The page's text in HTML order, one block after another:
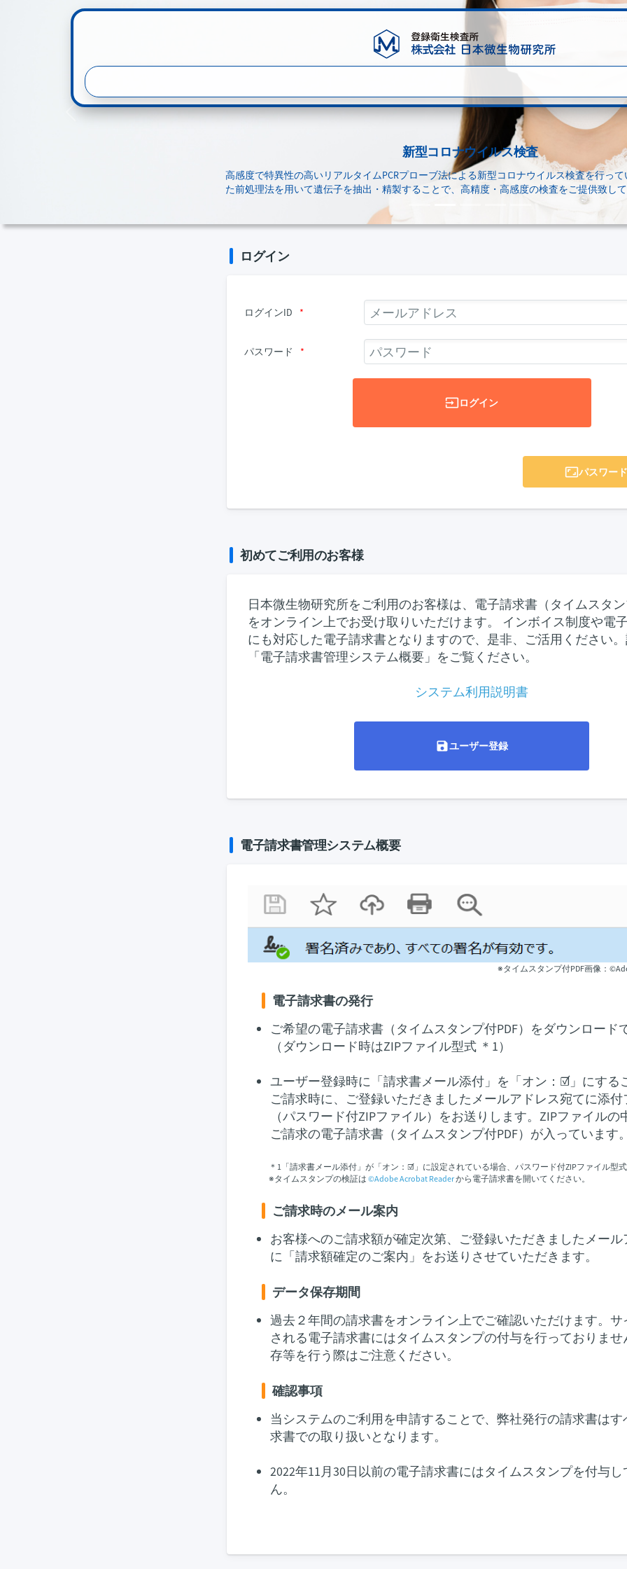
新型コロナウイルス検査
高感度で特異性の高いリアルタイムPCRプローブ法による新型コロナウイルス検査を行っ
た前処理法を用いて遺伝子を抽出・精製することで、高精度・高感度の検査をご提供致し
Previous
ログイン
ログインID *
パスワード *
inputログイン
aspect_ratioパスワー
初めてご利用のお客様
日本微生物研究所をご利用のお客様は、電子請求書（タイムスタン
をオンライン上でお受け取りいただけます。 インボイス制度や電
にも対応した電子請求書となりますので、是非、ご活用ください
「電子請求書管理システム概要」をご覧ください。
システム利用説明書
saveユーザー登録
電子請求書管理システム概要
※タイムスタンプ付PDF画像：
電子請求書の発行
ご希望の電子請求書（タイムスタンプ付PDF）をダウンロード
（ダウンロード時はZIPファイル型式 ＊1）
ユーザー登録時に「請求書メール添付」を「オン：☑」にする
ご請求時に、ご登録いただきましたメールアドレス宛てに添付
（パスワード付ZIPファイル）をお送りします。ZIPファイルの
ご請求の電子請求書（タイムスタンプ付PDF）が入っています
＊1「請求書メール添付」が「オン：☑」に設定されている場合、パスワード付ZIPファイル型式
※タイムスタンプの検証は ©Adobe Acrobat Readerから電子請求書を開いてください。
ご請求時のメール案内
お客様へのご請求額が確定次第、ご登録いただきましたメール
に「請求額確定のご案内」をお送りさせていただきます。
データ保存期間
過去２年間の請求書をオンライン上でご確認いただけます。サ
される電子請求書にはタイムスタンプの付与を行っておりま
存等を行う際はご注意ください。
確認事項
当システムのご利用を申請することで、弊社発行の請求書はす
求書での取り扱いとなります。
2022年11月30日以前の電子請求書にはタイムスタンプを付与
ん。